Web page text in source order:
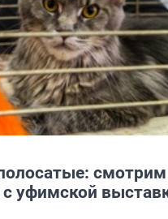
смотрим
уфимской